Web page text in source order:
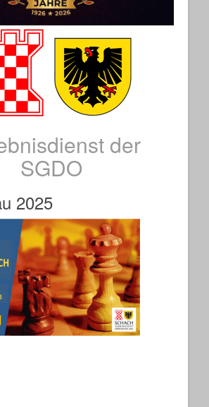
der
SGDO
2025